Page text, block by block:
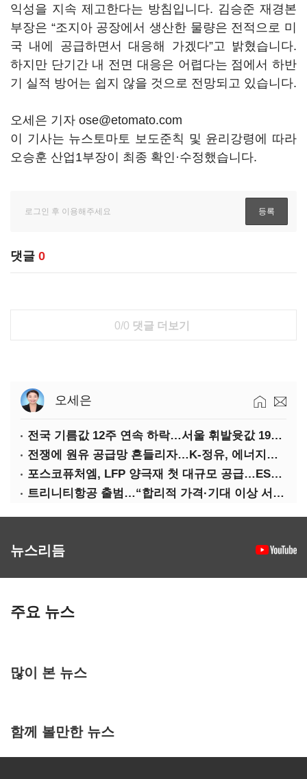
익성을 지속 제고한다는 방침입니다. 김승준 재경본
부장은 “조지아 공장에서 생산한 물량은 전적으로 미
국 내에 공급하면서 대응해 가겠다”고 밝혔습니다.
하지만 단기간 내 전면 대응은 어렵다는 점에서 하반
기 실적 방어는 쉽지 않을 것으로 전망되고 있습니다.
오세은 기자 ose@etomato.com
이 기사는 뉴스토마토 보도준칙 및 윤리강령에 따라
오승훈 산업1부장이 최종 확인·수정했습니다.
댓글 0
0/0 댓글 더보기
오세은
전국 기름값 12주 연속 하락…서울 휘발윳값 1909원
전쟁에 원유 공급망 흔들리자…K-정유, 에너지안보 핵심으로 재부상
포스코퓨처엠, LFP 양극재 첫 대규모 공급…ESS 시장 공략
트리니티항공 출범…“합리적 가격·기대 이상 서비스로 승부”
뉴스리듬
주요 뉴스
많이 본 뉴스
함께 볼만한 뉴스